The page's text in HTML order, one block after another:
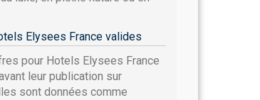
Elysees France valides
pour Hotels Elysees France
leur publication sur
sont données comme